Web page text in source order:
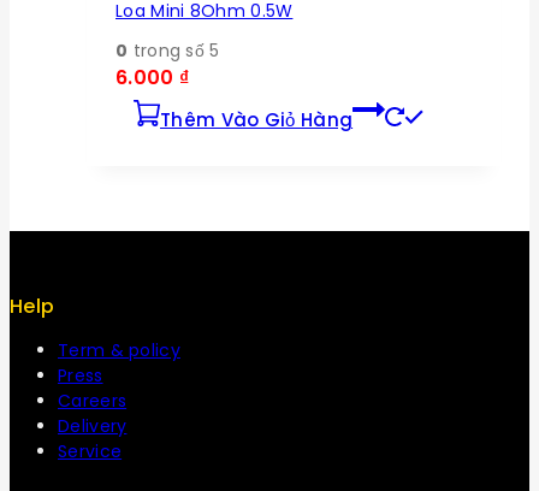
Loa Mini 8Ohm 0.5W
0 trong số 5
6.000 ₫
Thêm Vào Giỏ Hàng
Help
Term & policy
Press
Careers
Delivery
Service